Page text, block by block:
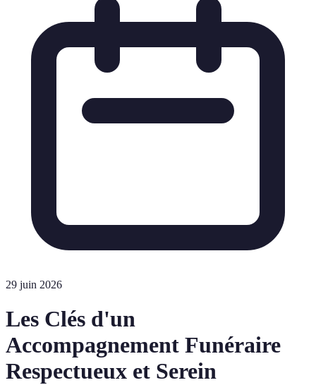
29 juin 2026
Les Clés d'un
Accompagnement Funéraire
Respectueux et Serein